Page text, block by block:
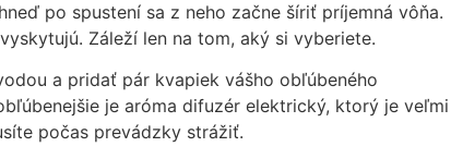
po spustení sa z neho začne šíriť príjemná vôňa.
Záleží len na tom, aký si vyberiete.
a pridať pár kvapiek vášho obľúbeného
je aróma difuzér elektrický, ktorý je veľmi
počas prevádzky strážiť.